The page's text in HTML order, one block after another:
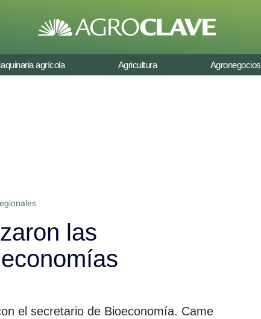
agrícola Agricultura Agronegocios
las
el secretario de Bioeconomía. Came